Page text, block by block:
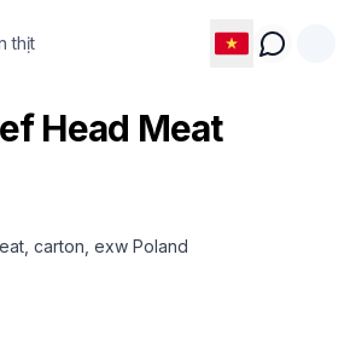
thịt
Head Meat
carton, exw Poland